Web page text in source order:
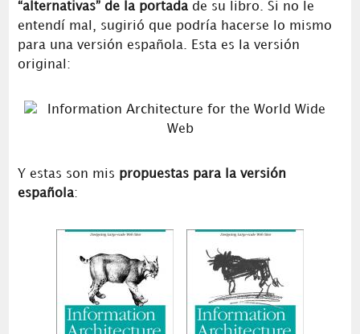
“alternativas” de la portadade su libro. Si no le
entendí mal, sugirió que podría hacerse lo mismo
para una versión española. Esta es la versión
original:
Y estas son mis propuestas para la versión
española: